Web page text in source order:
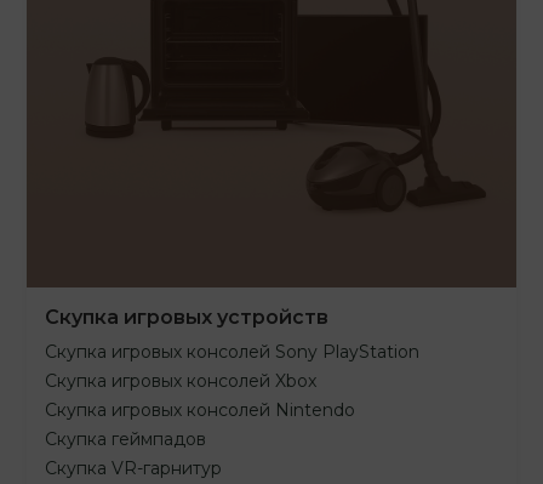
Скупка игровых устройств
Скупка игровых консолей Sony PlayStation
Скупка игровых консолей Xbox
Скупка игровых консолей Nintendo
Скупка геймпадов
Скупка VR-гарнитур